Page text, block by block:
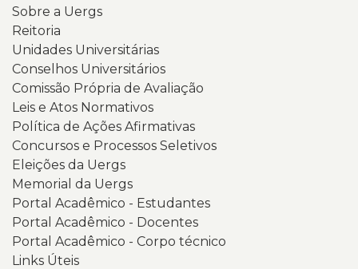
verde-
claro.
Na
tela
do
celular,
aparece
a
página
da
Consulta
Popular
2026,
com
Na
tela
está
aberta
a
página
inicial
do
Portal
da
Transparência
e
Governança
da
Sobre a Uergs
Reitoria
Unidades Universitárias
Conselhos Universitários
Comissão Própria de Avaliação
Leis e Atos Normativos
Política de Ações Afirmativas
Concursos e Processos Seletivos
Eleições da Uergs
Memorial da Uergs
Portal Acadêmico - Estudantes
Portal Acadêmico - Docentes
Portal Acadêmico - Corpo técnico
Links Úteis